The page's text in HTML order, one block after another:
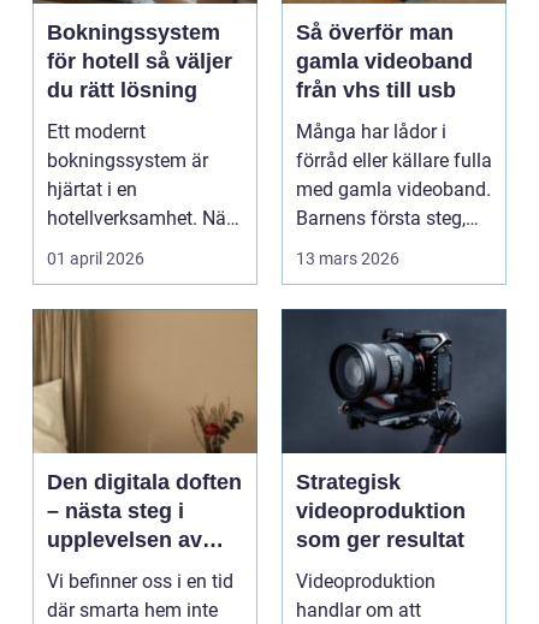
Bokningssystem
för hotell så väljer
du rätt lösning
Ett modernt
bokningssystem är
hjärtat i en
hotellverksamhet. När
bokningar,
incheckning,
betalningar...
01 april 2026
Så överför man
gamla videoband
från vhs till usb
Många har lådor i
förråd eller källare fulla
med gamla videoband.
Barnens första steg,
släktkalas, s...
13 mars 2026
Den digitala doften
– nästa steg i
upplevelsen av
smarta hem
Vi befinner oss i en tid
där smarta hem inte
Strategisk
videoproduktion
som ger resultat
Videoproduktion
handlar om att